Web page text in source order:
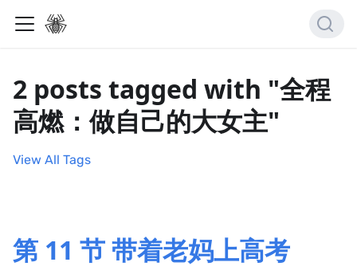
2 posts tagged with "全程
高燃：做自己的大女主"
View All Tags
第 11 节 带着老妈上高考